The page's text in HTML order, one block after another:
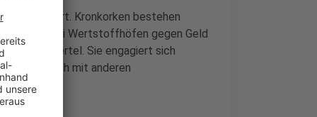
Geld wert. Kronkorken bestehen
lässt sich bei Wertstoffhöfen gegen Geld
Kreuzviertel. Sie engagiert sich
trifft sie sich mit anderen